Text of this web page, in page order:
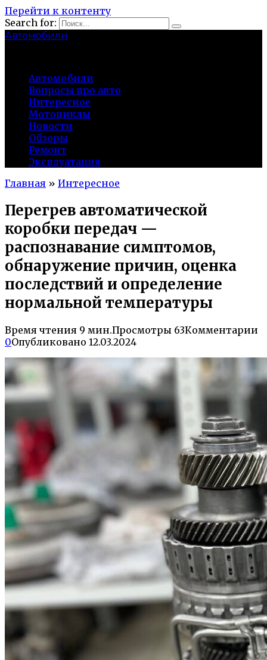
Перейти к контенту
Search for:
Автомобили
Автомобили
Вопросы про авто
Интересное
Мотоциклы
Новости
Обзоры
Ремонт
Эксплуатация
Главная » Интересное
Перегрев автоматической
коробки передач —
распознавание симптомов,
обнаружение причин, оценка
последствий и определение
нормальной температуры
Время чтения 9 мин.Просмотры 63Комментарии
0Опубликовано 12.03.2024